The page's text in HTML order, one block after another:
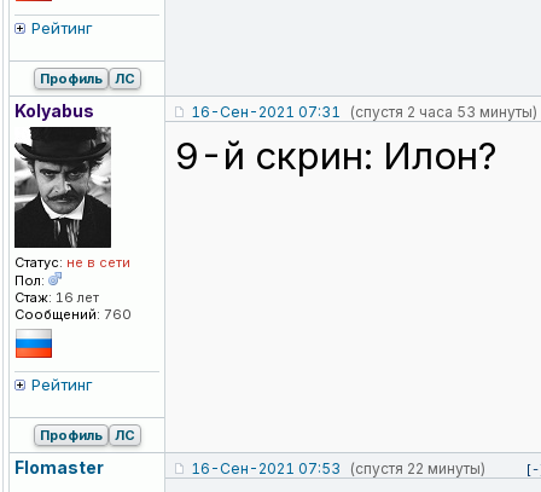
Рейтинг
Профиль ЛС
Kolyabus
Статус: не в сети
Пол:
Стаж: 16 лет
Сообщений: 760
Рейтинг
16-Сен-2021 07:31 (спустя 2 часа 53 минуты)
9-й скрин: Илон?
Профиль ЛС
Flomaster 16-Сен-2021 07:53 (спустя 22 минуты)